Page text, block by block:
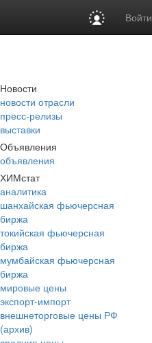
Войти
Новости
новости отрасли
пресс-релизы
выставки
Объявления
объявления
ХИМстат
аналитика
шанхайская фьючерсная
биржа
токийская фьючерсная
биржа
мумбайская фьючерсная
биржа
мировые цены
экспорт-импорт
внешнеторговые цены РФ
(архив)